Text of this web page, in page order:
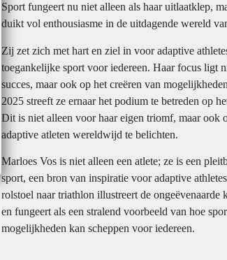
Sport fungeert nu niet alleen als haar uitlaatklep,
duikt vol enthousiasme in de uitdagende wereld
Zij zet zich met hart en ziel in voor adaptive
toegankelijke sport voor iedereen. Haar focus ligt
succes, maar ook op het creëren van
2025 streeft ze ernaar het podium te betreden op
Dit is niet alleen voor haar eigen triomf, maar ook
adaptive atleten wereldwijd te belichten.
Marloes Vos is niet alleen een atlete; ze is een
sport, een bron van inspiratie voor adaptive
rolstoel naar triathlon illustreert de ongeëvenaarde
en fungeert als een stralend voorbeeld van hoe
mogelijkheden kan scheppen voor iedereen.